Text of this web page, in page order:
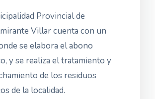
Provincial de
Villar cuenta con un
se elabora el abono
y se realiza el tratamiento y
de los residuos
de la localidad.